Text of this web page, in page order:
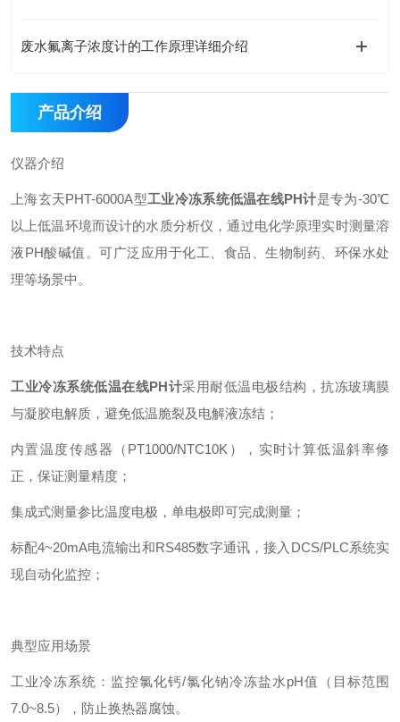
废水氟离子浓度计的工作原理详细介绍
产品介绍
仪器介绍
上海玄天PHT-6000A型工业冷冻系统低温在线PH计是专为-30℃
以上低温环境而设计的水质分析仪，通过电化学原理实时测量溶
液PH酸碱值。可广泛应用于化工、食品、生物制药、环保水处
理等场景中。
技术特点
工业冷冻系统低温在线PH计采用耐低温电极结构，抗冻玻璃膜
与凝胶电解质，避免低温脆裂及电解液冻结；
内置温度传感器（PT1000/NTC10K），实时计算低温斜率修
正，保证测量精度；
集成式测量参比温度电极，单电极即可完成测量；
标配4~20mA电流输出和RS485数字通讯，接入DCS/PLC系统实
现自动化监控；
典型应用场景
工业冷冻系统：监控氯化钙/氯化钠冷冻盐水pH值（目标范围
7.0~8.5），防止换热器腐蚀。